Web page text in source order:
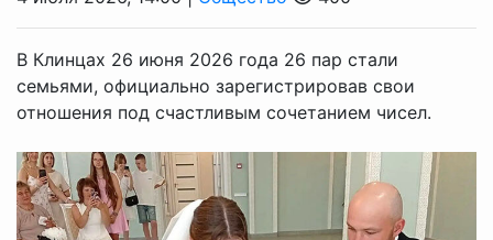
В Клинцах 26 июня 2026 года 26 пар стали
семьями, официально зарегистрировав свои
отношения под счастливым сочетанием чисел.